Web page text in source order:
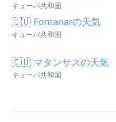
キューバ共和国
🇨🇺 Fontanarの天気
キューバ共和国
🇨🇺 マタンサスの天気
キューバ共和国